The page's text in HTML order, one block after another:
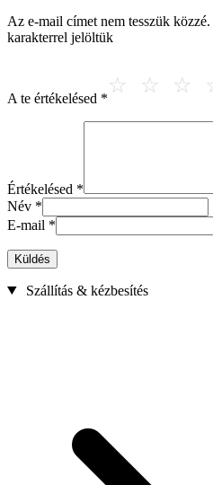
Az e-mail címet nem tesszük közzé.
karakterrel jelöltük
A te értékelésed *
Értékelésed *
Név *
E-mail *
Küldés
Szállítás & kézbesítés